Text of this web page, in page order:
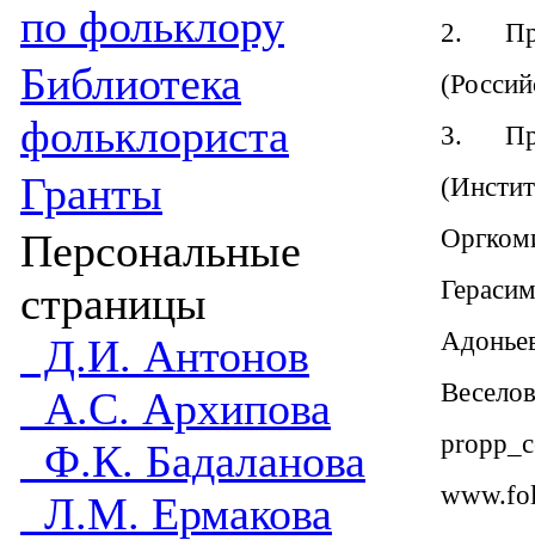
по фольклору
Библиотека
фольклориста
Гранты
Персональные
страницы
Д.И. Антонов
А.С. Архипова
Ф.К. Бадаланова
Л.М. Ермакова
2.
3.